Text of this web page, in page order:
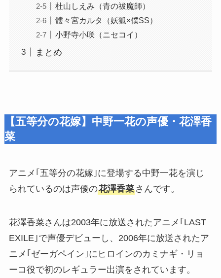
杜山しえみ（青の祓魔師）
髏々宮カルタ（妖狐×僕SS）
小野寺小咲（ニセコイ）
まとめ
【五等分の花嫁】中野一花の声優・花澤香
菜
アニメ｢五等分の花嫁｣に登場する中野一花を演じ
られているのは声優の花澤香菜さんです。
花澤香菜さんは2003年に放送されたアニメ｢LAST
EXILE｣で声優デビューし、2006年に放送されたア
ニメ｢ゼーガペイン｣にヒロインのカミナギ・リョ
ーコ役で初のレギュラー出演をされています。